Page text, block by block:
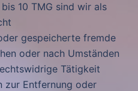
10 TMG sind wir als
gespeicherte fremde
oder nach Umständen
Tätigkeit
zur Entfernung oder